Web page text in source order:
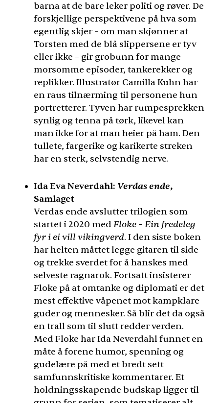
barna at de bare leker politi og røver. De
forskjellige perspektivene på hva som
egentlig skjer – om man skjønner at
Torsten med de blå slippersene er tyv
eller ikke – gir grobunn for mange
morsomme episoder, tankerekker og
replikker. Illustratør Camilla Kuhn har
en raus tilnærming til personene hun
portretterer. Tyven har rumpesprekken
synlig og tenna på tørk, likevel kan
man ikke for at man heier på ham. Den
tullete, fargerike og karikerte streken
har en sterk, selvstendig nerve.
Ida Eva Neverdahl: Verdas ende,
Samlaget
Verdas ende avslutter trilogien som
startet i 2020 medFloke – Ein fredeleg
fyr i ei vill vikingverd. I den siste boken
har helten måttet legge gitaren til side
og trekke sverdet for å hanskes med
selveste ragnarok. Fortsatt insisterer
Floke på at omtanke og diplomati er det
mest effektive våpenet mot kampklare
guder og mennesker. Så blir det da også
en trall som til slutt redder verden.
Med Floke har Ida Neverdahl funnet en
måte å forene humor, spenning og
gudelære på med et bredt sett
samfunnskritiske kommentarer. Et
holdningsskapende budskap ligger til